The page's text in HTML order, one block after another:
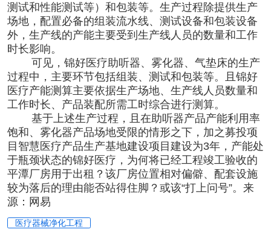
测试和性能测试等）和包装等。生产过程除提供生产
场地，配置必备的组装流水线、测试设备和包装设备
外，生产线的产能主要受到生产线人员的数量和工作
时长影响。
可见，锦好医疗助听器、雾化器、气垫床的生产
过程中，主要环节包括组装、测试和包装等。且锦好
医疗产能测算主要依据生产场地、生产线人员数量和
工作时长、产品装配所需工时综合进行测算。
基于上述生产过程，且在助听器产品产能利用率
饱和、雾化器产品场地受限的情形之下，加之募投项
目智慧医疗产品生产基地建设项目建设为3年，产能处
于瓶颈状态的锦好医疗，为何将已经工程竣工验收的
平潭厂房用于出租？该厂房位置相对偏僻、配套设施
较为落后的理由能否站得住脚？或该“打上问号”。来
源：网易
医疗器械净化工程